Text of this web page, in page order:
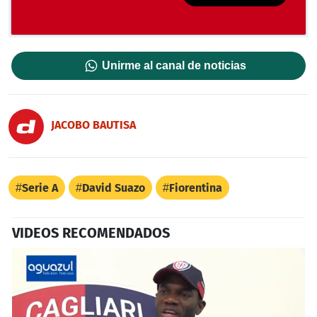
Unirme al canal de noticias
JACOBO BAUTISA
Serie A David Suazo Fiorentina
VIDEOS RECOMENDADOS